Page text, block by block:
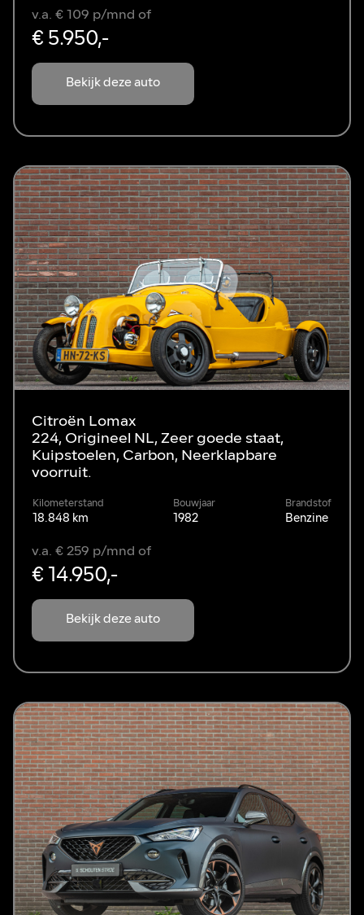
Bekijk deze auto
v.a. € 109 p/mnd of
€ 5.950,-
Citroën Lomax
224, Origineel NL, Zeer goede staat,
Kuipstoelen, Carbon, Neerklapbare
voorruit.
Kilometerstand
18.848 km
Bouwjaar
1982
Brandstof
Benzine
Bekijk deze auto
v.a. € 259 p/mnd of
€ 14.950,-